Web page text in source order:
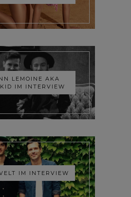
LEMOINE AKA
IM INTERVIEW
IM INTERVIEW